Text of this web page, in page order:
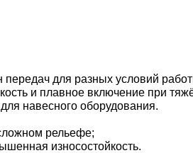
для разных условий
и плавное включение при
навесного оборудования.
рельефе;
износостойкость.